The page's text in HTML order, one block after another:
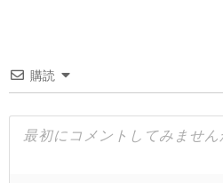
ー
シ
ョ
購読